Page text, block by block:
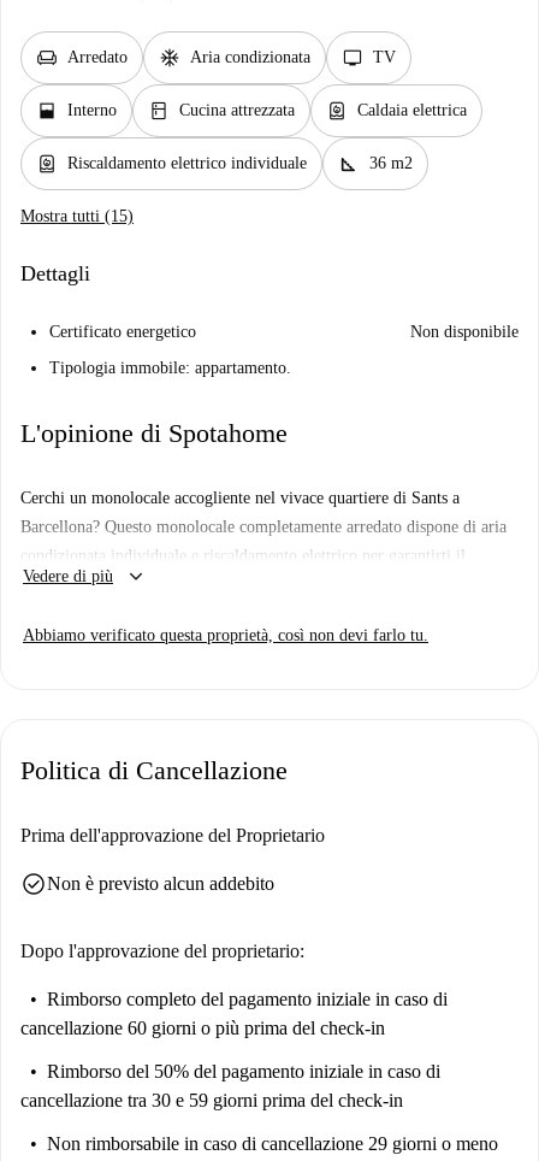
chair Arredato ac_unit Aria condizionata tv TV
window_open Interno kitchen Cucina attrezzata water_heater Caldaia elettrica
water_heater Riscaldamento elettrico individuale square_foot 36 m2
Mostra tutti (15)
Dettagli
Certificato energetico
Non disponibile
Tipologia immobile: appartamento.
L'opinione di Spotahome
Cerchi un monolocale accogliente nel vivace quartiere di Sants a
Barcellona? Questo monolocale completamente arredato dispone di aria
condizionata individuale e riscaldamento elettrico per garantirti il
massimo comfort tutto l'anno. La cucina attrezzata è pronta per
massima connettività. Spotahome ha verificato questo immobile,
Vermuts e Sakura. Per un pasto veloce, prova Totsants o Legumbres
De Badal è una rinomata attrazione locale a breve distanza. La posizione
Vedere di più keyboard_arrow_down
Abbiamo verificato questa proprietà, così non devi farlo tu.
Politica di Cancellazione
Prima dell'approvazione del Proprietario
check_circleNon è previsto alcun addebito
Dopo l'approvazione del proprietario:
Rimborso completo del pagamento iniziale in caso di
cancellazione 60 giorni o più prima del check-in
Rimborso del 50% del pagamento iniziale in caso di
cancellazione tra 30 e 59 giorni prima del check-in
Non rimborsabile in caso di cancellazione 29 giorni o meno